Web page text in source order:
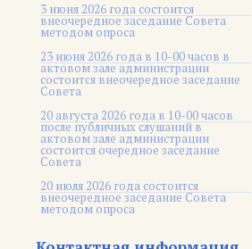
3 июня 2026 года состоится
внеочередное заседание Совета
методом опроса
23 июня 2026 года в 10-00 часов в
актовом зале администрации
состоится внеочередное заседание
Совета
20 августа 2026 года в 10-00 часов
после публичных слушаний в
актовом зале администрации
состоится очередное заседание
Совета
20 июля 2026 года состоится
внеочередное заседание Совета
методом опроса